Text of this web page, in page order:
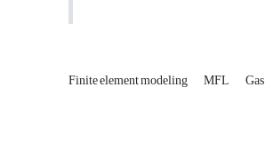
Finite element modeling MFL